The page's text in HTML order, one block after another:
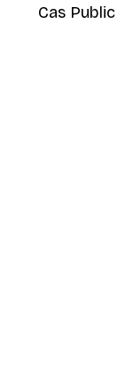
Cas Public